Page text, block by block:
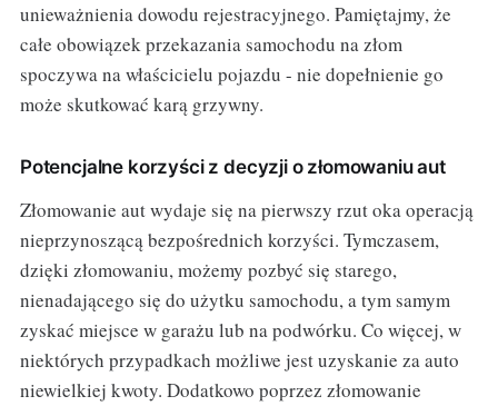
unieważnienia dowodu rejestracyjnego. Pamiętajmy, że
całe obowiązek przekazania samochodu na złom
spoczywa na właścicielu pojazdu - nie dopełnienie go
może skutkować karą grzywny.
Potencjalne korzyści z decyzji o złomowaniu aut
Złomowanie aut wydaje się na pierwszy rzut oka operacją
nieprzynoszącą bezpośrednich korzyści. Tymczasem,
dzięki złomowaniu, możemy pozbyć się starego,
nienadającego się do użytku samochodu, a tym samym
zyskać miejsce w garażu lub na podwórku. Co więcej, w
niektórych przypadkach możliwe jest uzyskanie za auto
niewielkiej kwoty. Dodatkowo poprzez złomowanie